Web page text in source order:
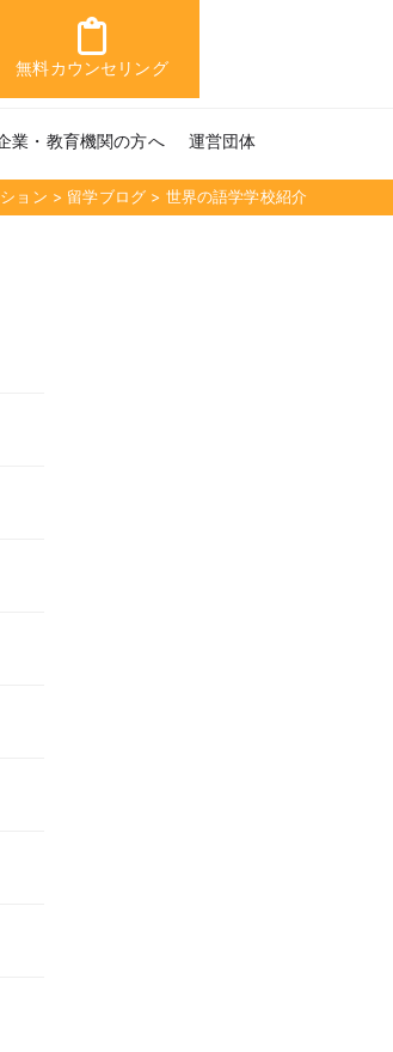
無料カウンセリング
業・教育機関の方へ 運営団体
ョン > 留学ブログ > 世界の語学学校紹介